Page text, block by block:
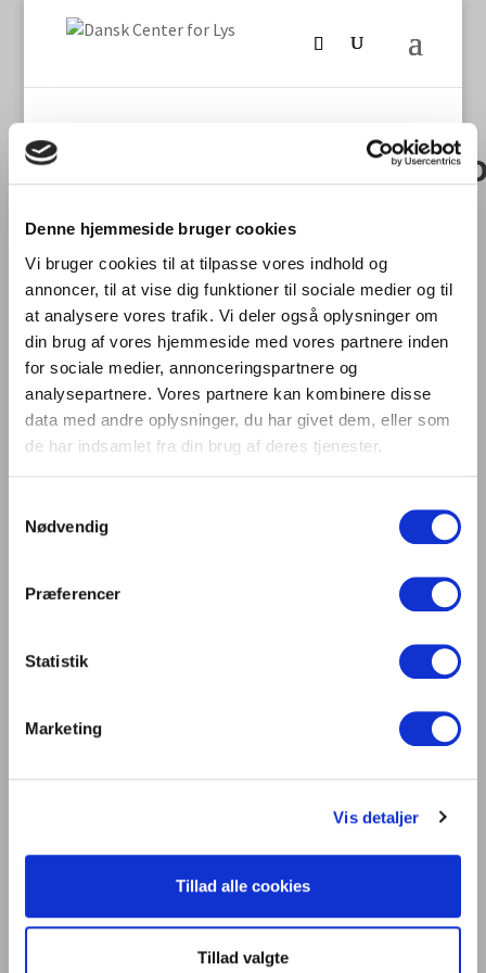
Denne hjemmeside bruger cookies
Vi bruger cookies til at tilpasse vores indhold og
annoncer, til at vise dig funktioner til sociale medier og til
at analysere vores trafik. Vi deler også oplysninger om
din brug af vores hjemmeside med vores partnere inden
for sociale medier, annonceringspartnere og
analysepartnere. Vores partnere kan kombinere disse
data med andre oplysninger, du har givet dem, eller som
de har indsamlet fra din brug af deres tjenester.
Nødvendig
Præferencer
Statistik
Marketing
Vis detaljer
Tillad alle cookies
Tillad valgte
Seneste nyt
International laboratoriesammenligning vedr.
måling af TLM/flimmer fra LED-produkter
Stort dansk aftryk på international
laboratoriesammenligning
Dynamisk belysning skal styrke trivsel og
centrum på Light + Building 2026
C/O Niels Knudsen
2000 Frederiksberg